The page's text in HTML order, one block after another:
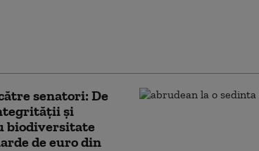
senatori: De
și
biodiversitate
de euro din